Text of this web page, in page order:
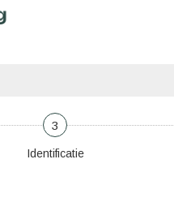
3
Identificatie